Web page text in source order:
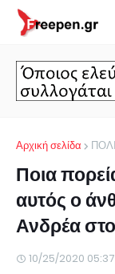
Αρχική σελίδα
Ποια
αυτός ο
Ανδρέα
10/25/2020